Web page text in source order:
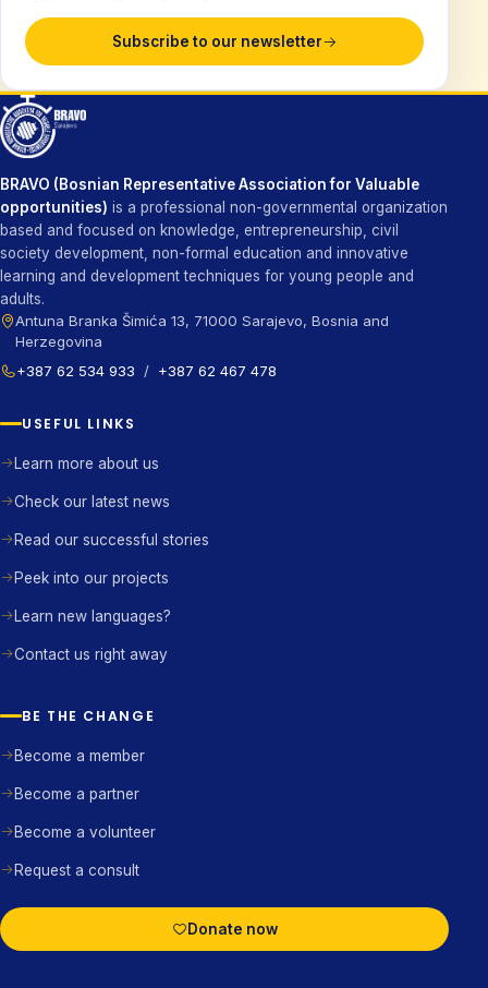
Subscribe to our newsletter
BRAVO (Bosnian Representative Association for Valuable
opportunities) is a professional non-governmental organization
based and focused on knowledge, entrepreneurship, civil
society development, non-formal education and innovative
learning and development techniques for young people and
adults.
Antuna Branka Šimića 13, 71000 Sarajevo, Bosnia and
Herzegovina
+387 62 534 933
/ +387 62 467 478
USEFUL LINKS
Learn more about us
Check our latest news
Read our successful stories
Peek into our projects
Learn new languages?
Contact us right away
BE THE CHANGE
Become a member
Become a partner
Become a volunteer
Request a consult
Donate now